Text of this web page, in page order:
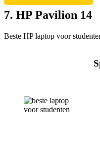
7. HP Pavilion 14
Beste HP laptop voor